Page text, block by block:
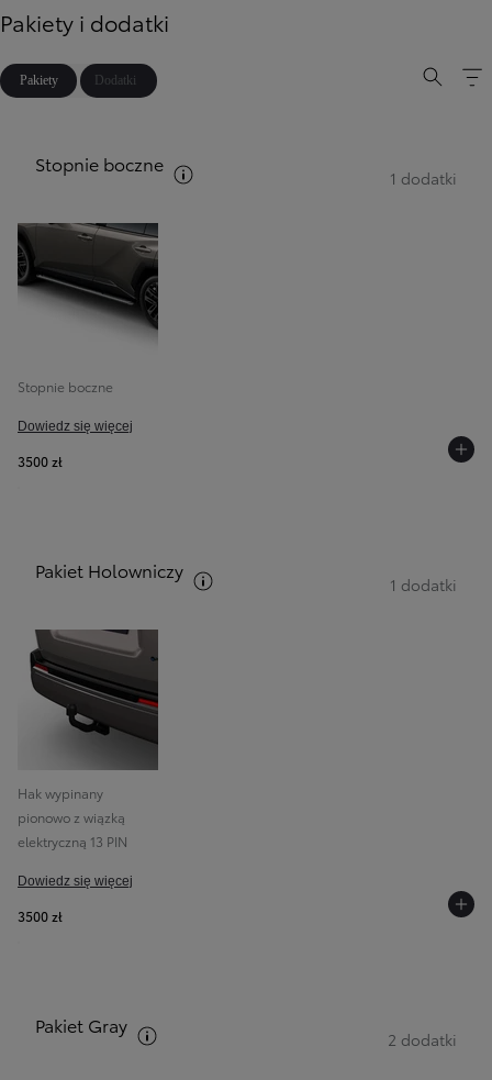
Pakiety i dodatki
Pakiety Dodatki
Stopnie boczne
1 dodatki
Stopnie boczne
Dowiedz się więcej
3500 zł
Pakiet Holowniczy
1 dodatki
Hak wypinany
pionowo z wiązką
elektryczną 13 PIN
Dowiedz się więcej
3500 zł
Pakiet Gray
2 dodatki